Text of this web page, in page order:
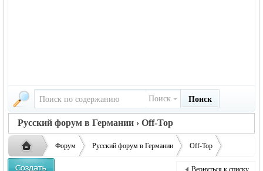
Поиск Поиск
Русский форум в Германии › Off-Top
Форум Русский форум в Германии Off-Top
Тоска по Родине Вернуться к списку